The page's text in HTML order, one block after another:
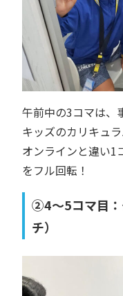
午前中の3コマは、
キッズのカリキュラ
オンラインと違い1
をフル回転！
②4〜5コマ目：
チ）